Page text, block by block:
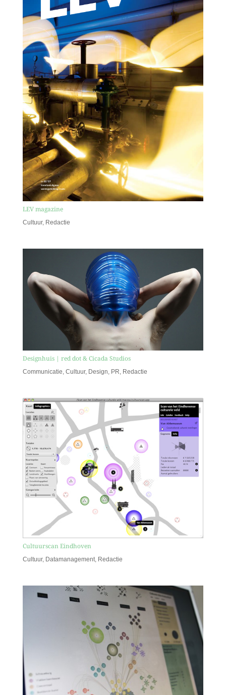
LEV magazine
Cultuur, Redactie
Designhuis | red dot & Cicada Studios
Communicatie, Cultuur, Design, PR, Redactie
Cultuurscan Eindhoven
Cultuur, Datamanagement, Redactie